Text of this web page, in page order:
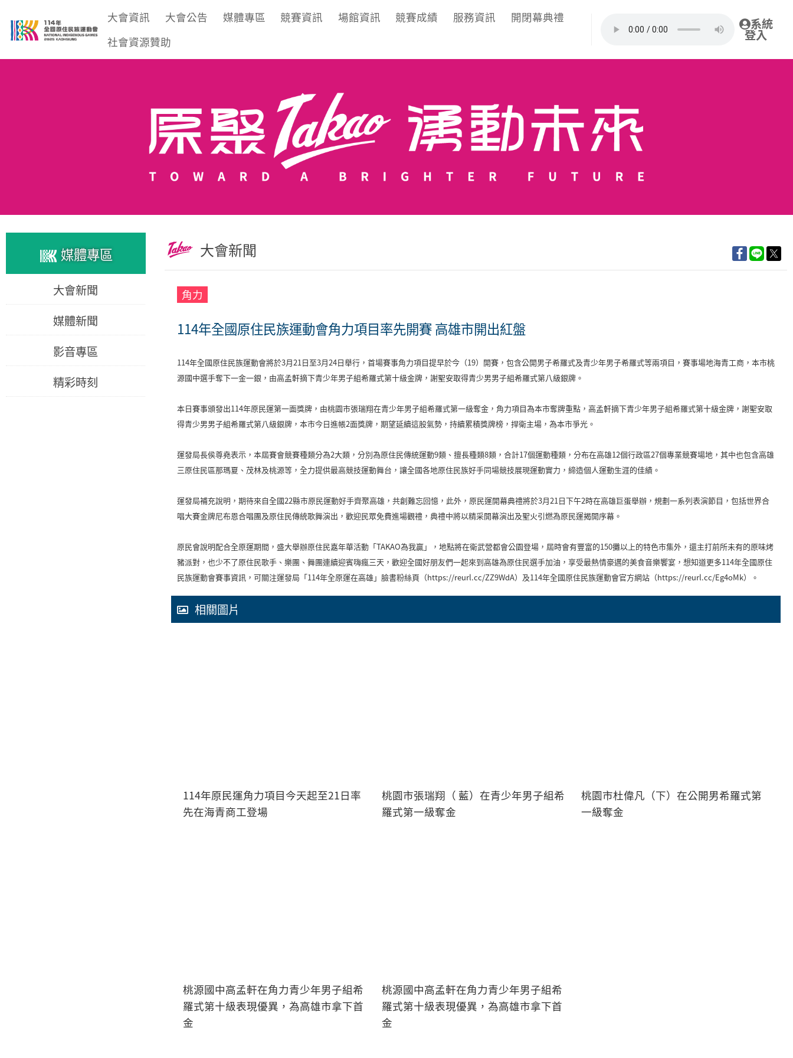
大會資訊 大會公告 媒體專區 競賽資訊 場館資訊 競賽成績 服務資訊
開閉幕典禮
社會資源贊助
系統
登入
媒體專區
大會新聞
媒體新聞
影音專區
精彩時刻
大會新聞
角力
114年全國原住民族運動會角力項目率先開賽 高雄市開出紅盤
114年全國原住民族運動會將於3月21日至3月24日舉行，首場賽事角力項目提早於今（19）開賽，包含公開男子希羅式及青少年男子希羅式等兩項目，賽事場地海青工商，本市桃
源國中選手奪下一金一銀，由高孟軒摘下青少年男子組希羅式第十級金牌，謝聖安取得青少男男子組希羅式第八級銀牌。
本日賽事頒發出114年原民運第一面獎牌，由桃園市張瑞翔在青少年男子組希羅式第一級奪金，角力項目為本市奪牌重點，高孟軒摘下青少年男子組希羅式第十級金牌，謝聖安取
得青少男男子組希羅式第八級銀牌，本市今日進帳2面獎牌，期望延續這股氣勢，持續累積獎牌榜，捍衛主場，為本市爭光。
運發局長侯尊堯表示，本屆賽會競賽種類分為2大類，分別為原住民傳統運動9類、擅長種類8類，合計17個運動種類，分布在高雄12個行政區27個專業競賽場地，其中也包含高雄
三原住民區那瑪夏、茂林及桃源等，全力提供最高競技運動舞台，讓全國各地原住民族好手同場競技展現運動實力，締造個人運動生涯的佳績。
運發局補充說明，期待來自全國22縣市原民運動好手齊聚高雄，共創難忘回憶，此外，原民運開幕典禮將於3月21日下午2時在高雄巨蛋舉辦，規劃一系列表演節目，包括世界合
唱大賽金牌尼布恩合唱團及原住民傳統歌舞演出，歡迎民眾免費進場觀禮，典禮中將以精采開幕演出及聖火引燃為原民運揭開序幕。
原民會說明配合全原運期間，盛大舉辦原住民嘉年華活動「TAKAO為我贏」，地點將在衛武營都會公園登場，屆時會有豐富的150攤以上的特色市集外，還主打前所未有的原味烤
豬派對，也少不了原住民歌手、樂團、舞團連續迎賓嗨瘋三天，歡迎全國好朋友們一起來到高雄為原住民選手加油，享受最熱情豪邁的美食音樂饗宴，想知道更多114年全國原住
民族運動會賽事資訊，可關注運發局「114年全原運在高雄」臉書粉絲頁（https://reurl.cc/ZZ9WdA）及114年全國原住民族運動會官方網站（https://reurl.cc/Eg4oMk）。
相關圖片
114年原民運角力項目今天起至21日率
先在海青商工登場
桃園市張瑞翔（ 藍）在青少年男子組希
羅式第一級奪金
桃園市杜偉凡（下）在公開男希羅式第
一級奪金
桃源國中高孟軒在角力青少年男子組希
羅式第十級表現優異，為高雄市拿下首
金
桃源國中高孟軒在角力青少年男子組希
羅式第十級表現優異，為高雄市拿下首
金